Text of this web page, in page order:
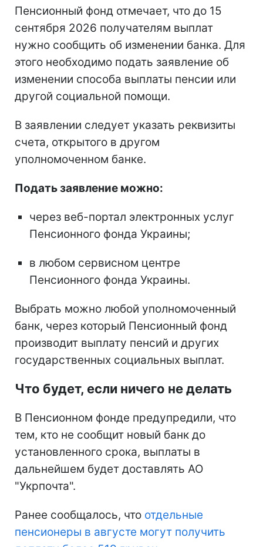
Пенсионный фонд отмечает, что до 15
сентября 2026 получателям выплат
нужно сообщить об изменении банка. Для
этого необходимо подать заявление об
изменении способа выплаты пенсии или
другой социальной помощи.
В заявлении следует указать реквизиты
счета, открытого в другом
уполномоченном банке.
Подать заявление можно:
через веб-портал электронных услуг
Пенсионного фонда Украины;
в любом сервисном центре
Пенсионного фонда Украины.
Выбрать можно любой уполномоченный
банк, через который Пенсионный фонд
производит выплату пенсий и других
государственных социальных выплат.
Что будет, если ничего не делать
В Пенсионном фонде предупредили, что
тем, кто не сообщит новый банк до
установленного срока, выплаты в
дальнейшем будет доставлять АО
"Укрпочта".
Ранее сообщалось, что отдельные
пенсионеры в августе могут получить